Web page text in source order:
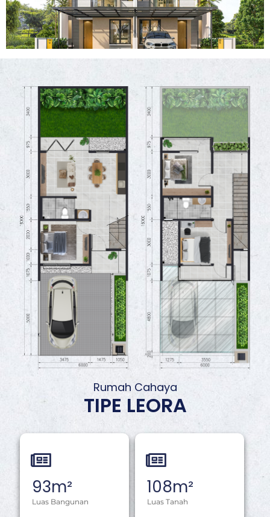
Rumah Cahaya
TIPE LEORA
93m²
Luas Bangunan
108m²
Luas Tanah